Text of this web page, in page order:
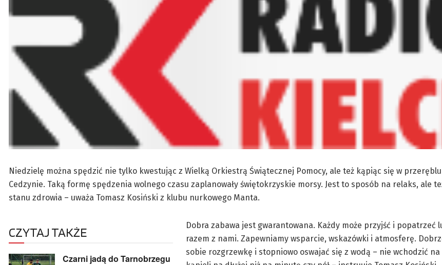
Niedzielę można spędzić nie tylko kwestując z Wielką Orkiestrą Świątecznej Pomocy, ale też kąpiąc się w
Cedzynie. Taką formę spędzenia wolnego czasu zaplanowały świętokrzyskie morsy. Jest to sposób na relaks, ale
stanu zdrowia – uważa Tomasz Kosiński z klubu nurkowego Manta.
CZYTAJ TAKŻE
Czarni jadą do Tarnobrzegu
Dobra zabawa jest gwarantowana. Każdy może przyjść i popatrzeć
razem z nami. Zapewniamy wsparcie, wskazówki i atmosferę.
sobie rozgrzewkę i stopniowo oswajać się z wodą – nie wchodzić